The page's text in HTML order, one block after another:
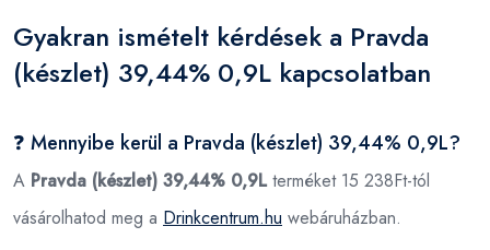
Gyakran ismételt kérdések a Pravda
(készlet) 39,44% 0,9L kapcsolatban
❓ Mennyibe kerül a Pravda (készlet) 39,44% 0,9L?
A Pravda (készlet) 39,44% 0,9Lterméket 15 238Ft-tól
vásárolhatod meg a Drinkcentrum.hu webáruházban.